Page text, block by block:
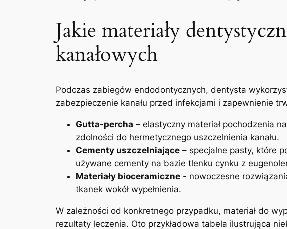
Jakie materiały
kanałowych
Podczas zabiegów endodontycznych, dentysta⁣
zabezpieczenie kanału przed ‍infekcjami i zapewnienie
Gutta-percha – elastyczny materiał ‍pochodzenia​
zdolności do hermetycznego⁤ uszczelnienia kanału.
Cementy uszczelniające – specjalne pasty, które
używane cementy na bazie tlenku cynku z
Materiały bioceramiczne -⁤ nowoczesne
tkanek wokół wypełnienia.
W zależności od konkretnego przypadku, materiał‌ do
rezultaty leczenia. Oto przykładowa tabela ilustrująca